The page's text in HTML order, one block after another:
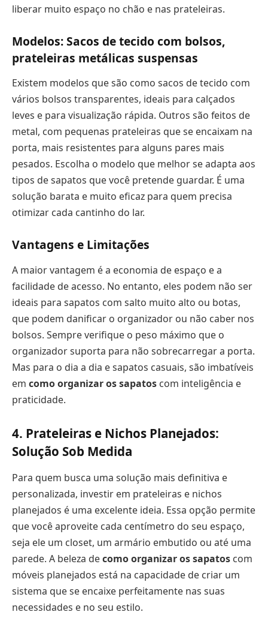
liberar muito espaço no chão e nas prateleiras.
Modelos: Sacos de tecido com bolsos,
prateleiras metálicas suspensas
Existem modelos que são como sacos de tecido com
vários bolsos transparentes, ideais para calçados
leves e para visualização rápida. Outros são feitos de
metal, com pequenas prateleiras que se encaixam na
porta, mais resistentes para alguns pares mais
pesados. Escolha o modelo que melhor se adapta aos
tipos de sapatos que você pretende guardar. É uma
solução barata e muito eficaz para quem precisa
otimizar cada cantinho do lar.
Vantagens e Limitações
A maior vantagem é a economia de espaço e a
facilidade de acesso. No entanto, eles podem não ser
ideais para sapatos com salto muito alto ou botas,
que podem danificar o organizador ou não caber nos
bolsos. Sempre verifique o peso máximo que o
organizador suporta para não sobrecarregar a porta.
Mas para o dia a dia e sapatos casuais, são imbatíveis
em como organizar os sapatos com inteligência e
praticidade.
4. Prateleiras e Nichos Planejados:
Solução Sob Medida
Para quem busca uma solução mais definitiva e
personalizada, investir em prateleiras e nichos
planejados é uma excelente ideia. Essa opção permite
que você aproveite cada centímetro do seu espaço,
seja ele um closet, um armário embutido ou até uma
parede. A beleza decomo organizar os sapatos com
móveis planejados está na capacidade de criar um
sistema que se encaixe perfeitamente nas suas
necessidades e no seu estilo.